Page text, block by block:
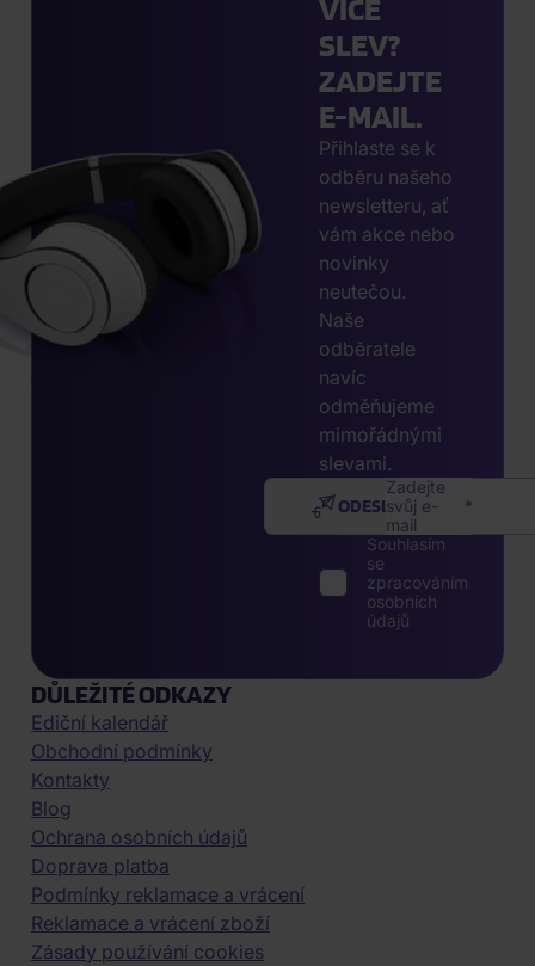
VÍCE
SLEV?
ZADEJTE
E-MAIL.
Přihlaste se k
odběru našeho
newsletteru, ať
vám akce nebo
novinky
neutečou.
Naše
odběratele
navíc
odměňujeme
mimořádnými
slevami.
Zadejte
svůj e-
mail
ODESLAT
Souhlasím
se
zpracováním
osobních
údajů
DŮLEŽITÉ ODKAZY
Ediční kalendář
Obchodní podmínky
Kontakty
Blog
Ochrana osobních údajů
Doprava platba
Podmínky reklamace a vrácení
Reklamace a vrácení zboží
Zásady používání cookies